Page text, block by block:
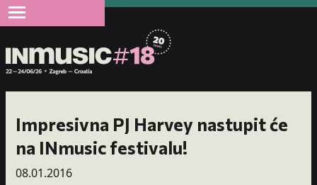
Impresivna PJ Harvey nastupit će
na INmusic festivalu!
08.01.2016